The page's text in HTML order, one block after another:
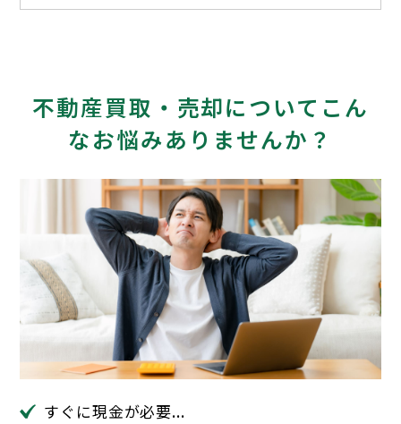
不動産買取・売却についてこん
なお悩みありませんか？
すぐに現金が必要...